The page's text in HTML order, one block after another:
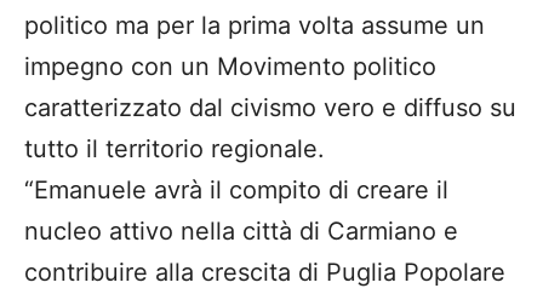
politico ma per la prima volta assume un
impegno con un Movimento politico
caratterizzato dal civismo vero e diffuso su
tutto il territorio regionale.
“Emanuele avrà il compito di creare il
nucleo attivo nella città di Carmiano e
contribuire alla crescita di Puglia Popolare